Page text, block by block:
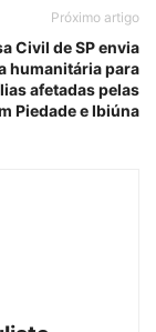
Próximo artigo
Civil de SP envia
humanitária para
afetadas pelas
Piedade e Ibiúna